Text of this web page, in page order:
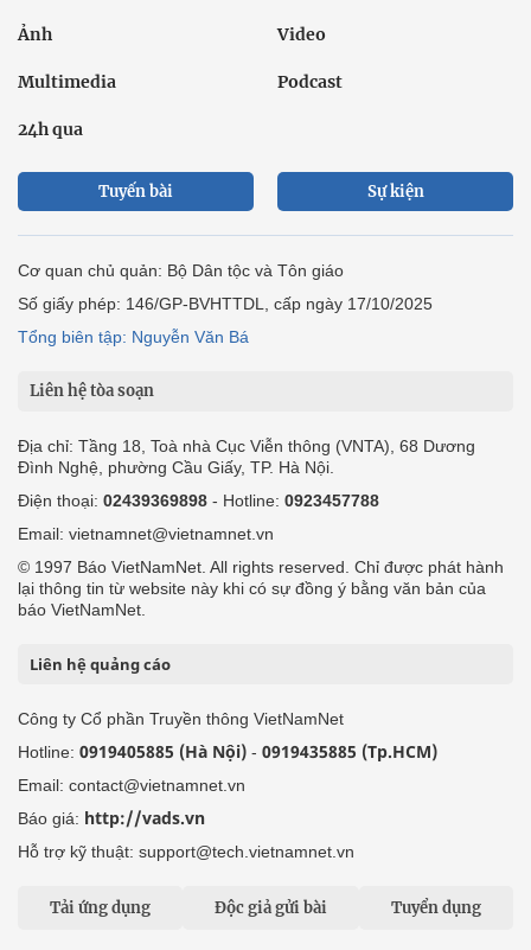
Ảnh Video
Multimedia Podcast
24h qua
Tuyến bài Sự kiện
Cơ quan chủ quản: Bộ Dân tộc và Tôn giáo
Số giấy phép: 146/GP-BVHTTDL, cấp ngày 17/10/2025
Tổng biên tập: Nguyễn Văn Bá
Liên hệ tòa soạn
Địa chỉ: Tầng 18, Toà nhà Cục Viễn thông (VNTA), 68 Dương
Đình Nghệ, phường Cầu Giấy, TP. Hà Nội.
Điện thoại: 02439369898 - Hotline: 0923457788
Email: vietnamnet@vietnamnet.vn
© 1997 Báo VietNamNet. All rights reserved. Chỉ được phát hành
lại thông tin từ website này khi có sự đồng ý bằng văn bản của
báo VietNamNet.
Liên hệ quảng cáo
Công ty Cổ phần Truyền thông VietNamNet
Hotline: 0919405885 (Hà Nội) - 0919435885 (Tp.HCM)
Email: contact@vietnamnet.vn
Báo giá: http://vads.vn
Hỗ trợ kỹ thuật: support@tech.vietnamnet.vn
Tải ứng dụng Độc giả gửi bài Tuyển dụng